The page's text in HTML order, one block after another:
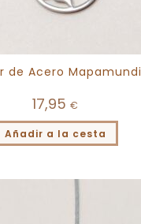
de Acero Mapamundi
17,95 €
Añadir a la cesta